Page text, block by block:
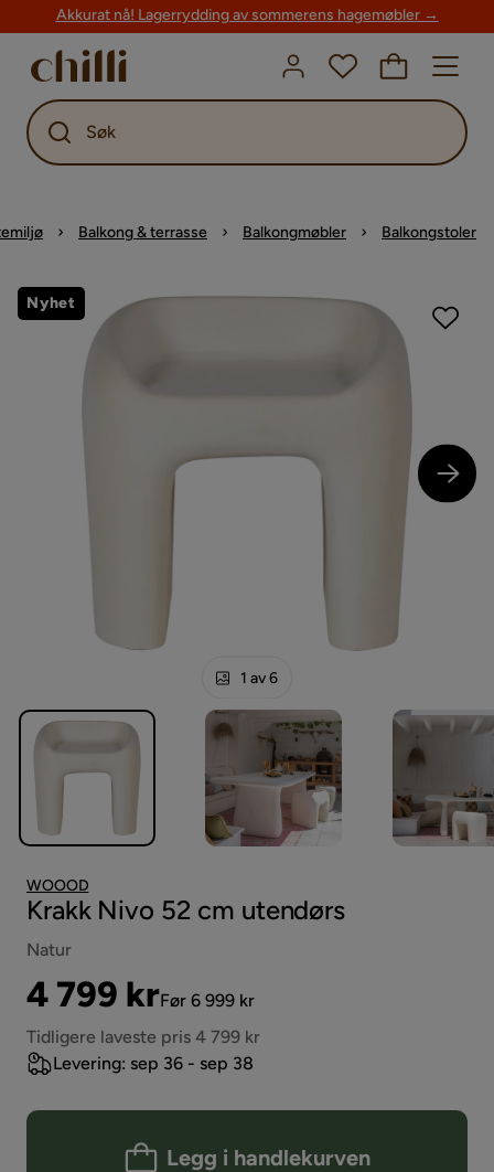
Akkurat nå! Lagerrydding av sommerens hagemøbler →
Søk
Balkong & terrasse Balkongmøbler Balkongstoler
Nyhet
1 av 6
WOOOD
Krakk Nivo 52 cm utendørs
Natur
Pris
4 799 kr
Original
Pris
Før 6 999 kr
Tidligere laveste pris 4 799 kr
Levering: sep 36 - sep 38
Legg i handlekurven